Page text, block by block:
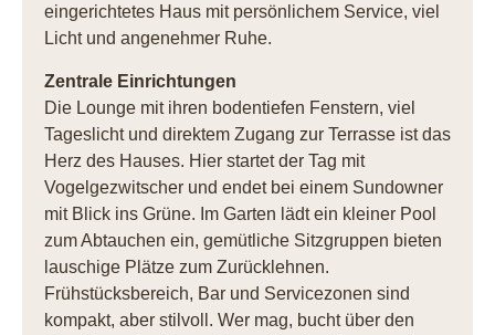
eingerichtetes Haus mit persönlichem Service, viel
Licht und angenehmer Ruhe.
Zentrale Einrichtungen
Die Lounge mit ihren bodentiefen Fenstern, viel
Tageslicht und direktem Zugang zur Terrasse ist das
Herz des Hauses. Hier startet der Tag mit
Vogelgezwitscher und endet bei einem Sundowner
mit Blick ins Grüne. Im Garten lädt ein kleiner Pool
zum Abtauchen ein, gemütliche Sitzgruppen bieten
lauschige Plätze zum Zurücklehnen.
Frühstücksbereich, Bar und Servicezonen sind
kompakt, aber stilvoll. Wer mag, bucht über den